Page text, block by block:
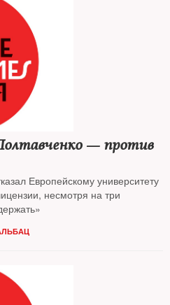
— против
Европейскому университету
несмотря на три